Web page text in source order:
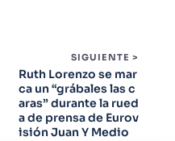
SIGUIENTE >
Ruth Lorenzo se mar
ca un “grábales las c
aras” durante la rued
a de prensa de Eurov
isión Juan Y Medio